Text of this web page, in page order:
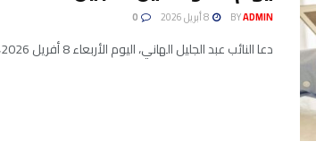
BYADMIN
دعا النائب عبد الجليل الهاني، اليوم الأربعاء 8 أفريل 2026، وزارة المالية والبنك المركزي التونسي إلى إصدار منشور يقضي بتأجيل ...